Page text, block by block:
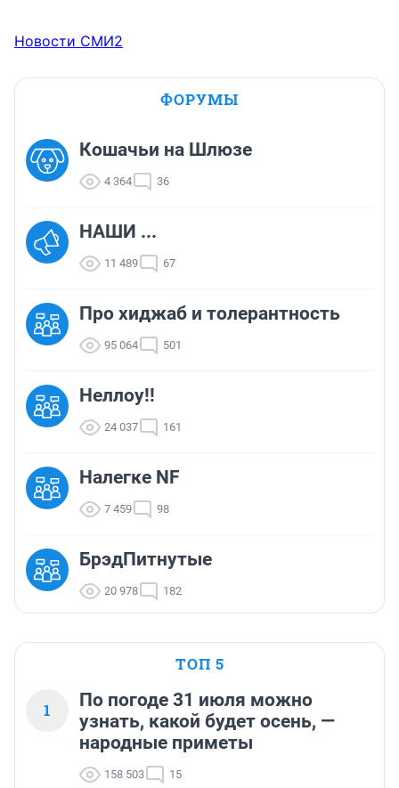
Новости СМИ2
ФОРУМЫ
Кошачьи на Шлюзе
4 364 36
НАШИ ...
11 489 67
Про хиджаб и толерантность
95 064 501
Неллоу!!
24 037 161
Налегке NF
7 459 98
БрэдПитнутые
20 978 182
ТОП 5
1
По погоде 31 июля можно
узнать, какой будет осень, —
народные приметы
158 503 15